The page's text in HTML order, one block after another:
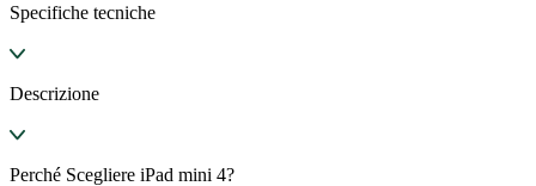
Specifiche tecniche
Descrizione
Perché Scegliere iPad mini 4?